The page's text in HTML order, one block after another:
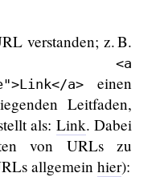
verstanden; z. B.
<a
a>
einen
Leitfaden,
als: Link. Dabei
von URLs zu
allgemein hier):